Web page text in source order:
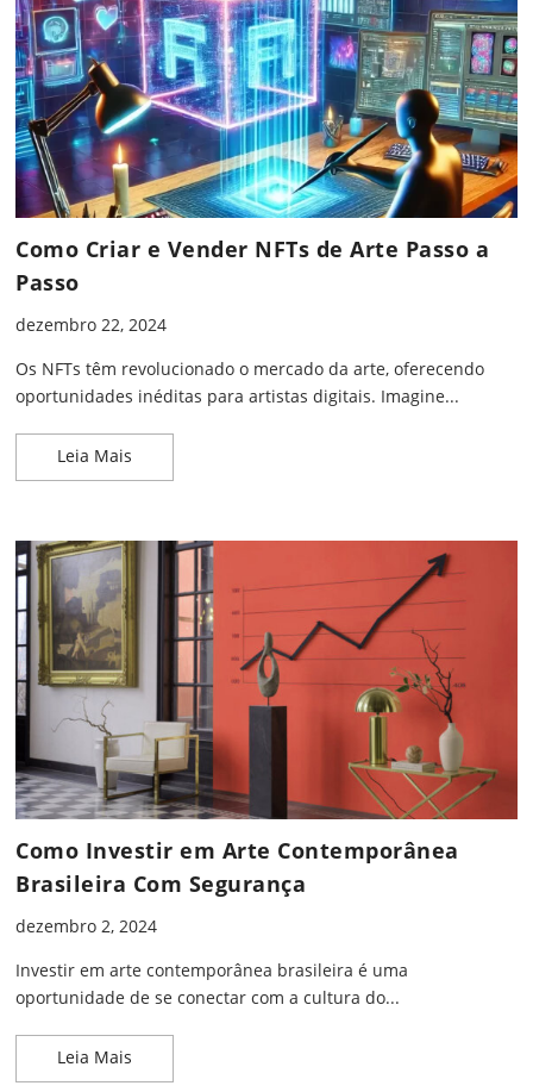
Como Criar e Vender NFTs de Arte Passo a
Passo
dezembro 22, 2024
Os NFTs têm revolucionado o mercado da arte, oferecendo
oportunidades inéditas para artistas digitais. Imagine...
Leia Mais
Como Investir em Arte Contemporânea
Brasileira Com Segurança
dezembro 2, 2024
Investir em arte contemporânea brasileira é uma
oportunidade de se conectar com a cultura do...
Leia Mais